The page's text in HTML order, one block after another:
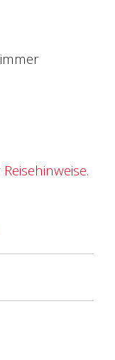
Reisehinweise.